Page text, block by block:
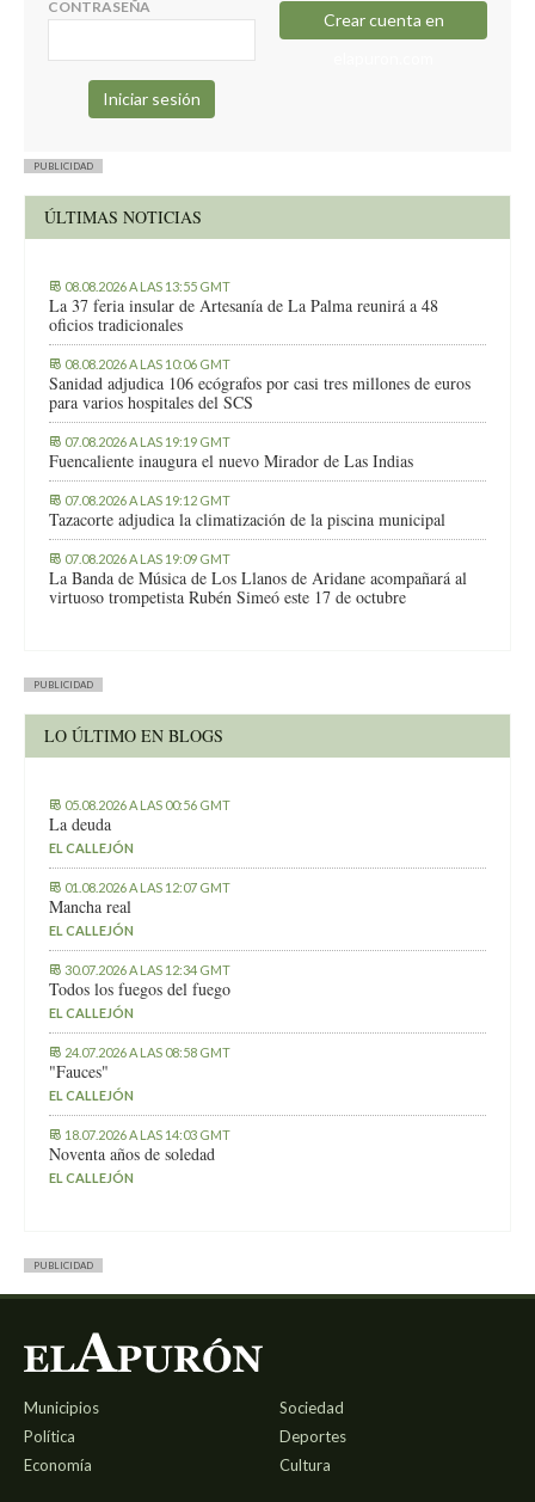
CONTRASEÑA
Crear cuenta en
PUBLICIDAD
ÚLTIMAS NOTICIAS
08.08.2026 A LAS 13:55 GMT
La 37 feria insular de Artesanía de La Palma reunirá a 48
oficios tradicionales
08.08.2026 A LAS 10:06 GMT
Sanidad adjudica 106 ecógrafos por casi tres millones de euros
para varios hospitales del SCS
07.08.2026 A LAS 19:19 GMT
Fuencaliente inaugura el nuevo Mirador de Las Indias
07.08.2026 A LAS 19:12 GMT
Tazacorte adjudica la climatización de la piscina municipal
07.08.2026 A LAS 19:09 GMT
La Banda de Música de Los Llanos de Aridane acompañará al
virtuoso trompetista Rubén Simeó este 17 de octubre
PUBLICIDAD
LO ÚLTIMO EN BLOGS
05.08.2026 A LAS 00:56 GMT
La deuda
EL CALLEJÓN
01.08.2026 A LAS 12:07 GMT
Mancha real
EL CALLEJÓN
30.07.2026 A LAS 12:34 GMT
Todos los fuegos del fuego
EL CALLEJÓN
24.07.2026 A LAS 08:58 GMT
"Fauces"
EL CALLEJÓN
18.07.2026 A LAS 14:03 GMT
Noventa años de soledad
EL CALLEJÓN
PUBLICIDAD
Municipios
Política
Economía
Sociedad
Deportes
Cultura